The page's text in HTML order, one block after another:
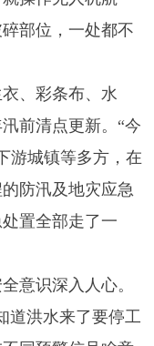
部位，一处都不
、彩条布、水
前清点更新。“今
游城镇等多方，在
防汛及地灾应急
置全部走了一
意识深入人心。
道洪水来了要停工